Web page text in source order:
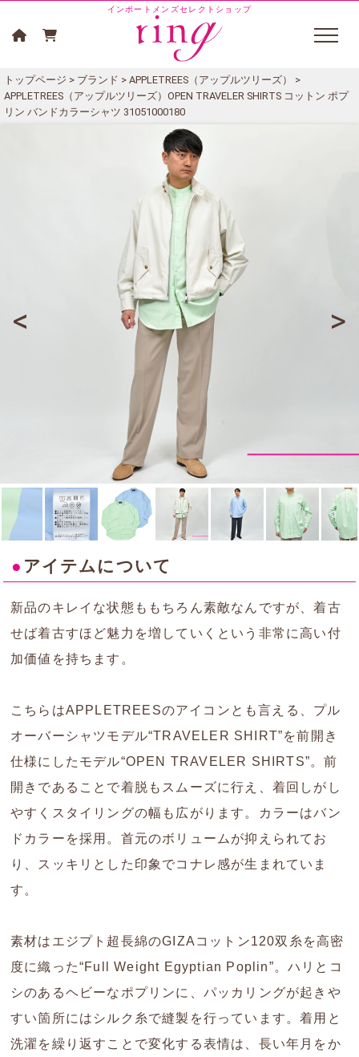
インポートメンズセレクトショップ
トップページ > ブランド > APPLETREES（アップルツリーズ）
>
APPLETREES（アップルツリーズ）OPEN TRAVELER SHIRTS コットン ポプ
リン バンドカラーシャツ 31051000180
● アイテムについて
新品のキレイな状態ももちろん素敵なんですが、着古
せば着古すほど魅力を増していくという非常に高い付
加価値を持ちます。
こちらはAPPLETREESのアイコンとも言える、プル
オーバーシャツモデル“TRAVELER SHIRT”を前開き
仕様にしたモデル“OPEN TRAVELER SHIRTS”。前
開きであることで着脱もスムーズに行え、着回しがし
やすくスタイリングの幅も広がります。カラーはバン
ドカラーを採用。首元のボリュームが抑えられてお
り、スッキリとした印象でコナレ感が生まれていま
す。
素材はエジプト超長綿のGIZAコットン120双糸を高密
度に織った“Full Weight Egyptian Poplin”。ハリとコ
シのあるヘビーなポプリンに、パッカリングが起きや
すい箇所にはシルク糸で縫製を行っています。着用と
洗濯を繰り返すことで変化する表情は、長い年月をか